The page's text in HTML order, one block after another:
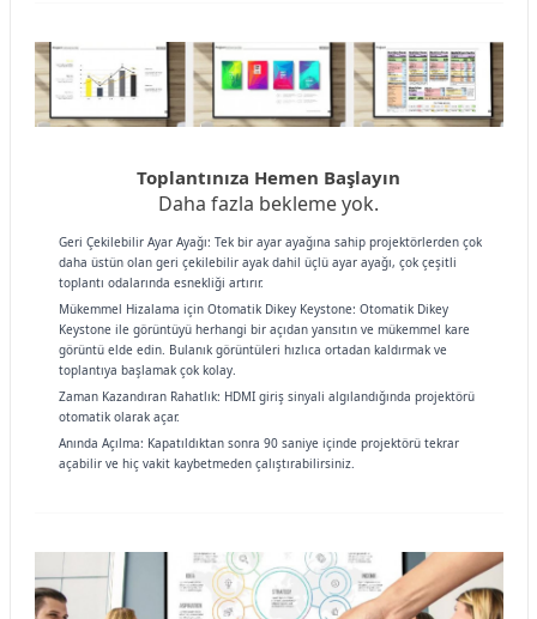
Toplantınıza Hemen Başlayın
Daha fazla bekleme yok.
Geri Çekilebilir Ayar Ayağı: Tek bir ayar ayağına sahip projektörlerden çok
daha üstün olan geri çekilebilir ayak dahil üçlü ayar ayağı, çok çeşitli
toplantı odalarında esnekliği artırır.
Mükemmel Hizalama için Otomatik Dikey Keystone: Otomatik Dikey
Keystone ile görüntüyü herhangi bir açıdan yansıtın ve mükemmel kare
görüntü elde edin. Bulanık görüntüleri hızlıca ortadan kaldırmak ve
toplantıya başlamak çok kolay.
Zaman Kazandıran Rahatlık: HDMI giriş sinyali algılandığında projektörü
otomatik olarak açar.
Anında Açılma: Kapatıldıktan sonra 90 saniye içinde projektörü tekrar
açabilir ve hiç vakit kaybetmeden çalıştırabilirsiniz.